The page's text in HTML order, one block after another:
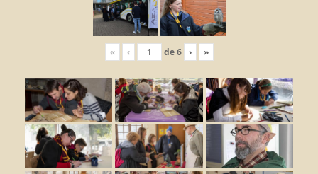
« ‹ de6 › »